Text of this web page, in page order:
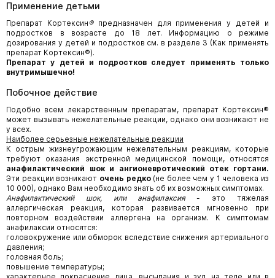
Применение детьми
Препарат Кортексин®предназначен для применения у детей и
подростков в возрасте до 18 лет. Информацию о режиме
дозирования у детей и подростков см. в разделе 3 (Как применять
препарат Кортексин®).
Препарат у детей и подростков следует применять только
внутримышечно!
Побочное действие
Подобно всем лекарственным препаратам, препарат Кортексин®
может вызывать нежелательные реакции, однако они возникают не
у всех.
Наиболее серьезные нежелательные реакции
К острым жизнеугрожающим нежелательным реакциям, которые
требуют оказания экстренной медицинской помощи, относятся
анафилактический шок и ангионевротический отек гортани.
Эти реакции возникают очень редко (не более чем у 1 человека из
10 000), однако Вам необходимо знать об их возможных симптомах.
Анафилактический шок, или анафилаксия- это тяжелая
аллергическая реакция, которая развивается мгновенно при
повторном воздействии аллергена на организм. К симптомам
анафилаксии относятся:
головокружение или обморок вследствие снижения артериального
давления;
головная боль;
повышение температуры;